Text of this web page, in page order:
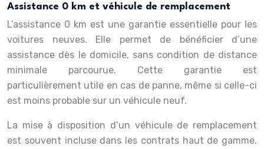
Assistance 0 km et véhicule de remplacement
L’assistance 0 km est une garantie essentielle pour les
voitures neuves. Elle permet de bénéficier d’une
assistance dès le domicile, sans condition de distance
minimale parcourue. Cette garantie est
particulièrement utile en cas de panne, même si celle-ci
est moins probable sur un véhicule neuf.
La mise à disposition d’un véhicule de remplacement
est souvent incluse dans les contrats haut de gamme.